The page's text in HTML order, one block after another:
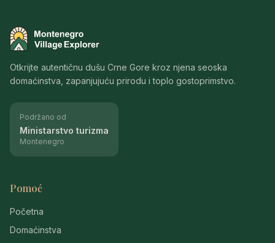
Montenegro Village Explorer
Otkrijte autentičnu dušu Crne Gore kroz njena seoska
domaćinstva, zapanjujuću prirodu i toplo gostoprimstvo.
Podržano od
Ministarstvo turizma
Montenegro
Pomoć
Početna
Domaćinstva